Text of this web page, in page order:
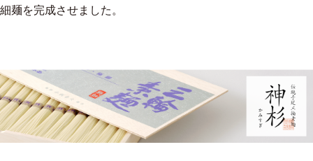
細麺を完成させました。